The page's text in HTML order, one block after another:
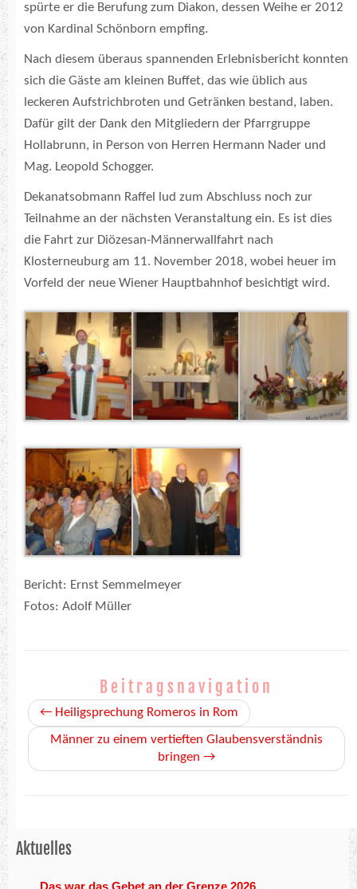
spürte er die Berufung zum Diakon, dessen Weihe er 2012
von Kardinal Schönborn empfing.
Nach diesem überaus spannenden Erlebnisbericht konnten
sich die Gäste am kleinen Buffet, das wie üblich aus
leckeren Aufstrichbroten und Getränken bestand, laben.
Dafür gilt der Dank den Mitgliedern der Pfarrgruppe
Hollabrunn, in Person von Herren Hermann Nader und
Mag. Leopold Schogger.
Dekanatsobmann Raffel lud zum Abschluss noch zur
Teilnahme an der nächsten Veranstaltung ein. Es ist dies
die Fahrt zur Diözesan-Männerwallfahrt nach
Klosterneuburg am 11. November 2018, wobei heuer im
Vorfeld der neue Wiener Hauptbahnhof besichtigt wird.
Bericht: Ernst Semmelmeyer
Fotos: Adolf Müller
Beitragsnavigation
← Heiligsprechung Romeros in Rom
Männer zu einem vertieften Glaubensverständnis
bringen →
Aktuelles